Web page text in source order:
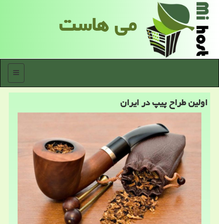
می هاست
منو
اولین طراح پیپ در ایران